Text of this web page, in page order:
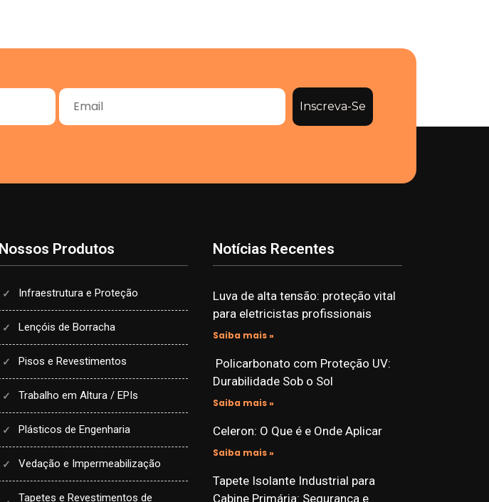
Inscreva-Se
Nossos Produtos
Infraestrutura e Proteção
Lençóis de Borracha
Pisos e Revestimentos
Trabalho em Altura / EPIs
Plásticos de Engenharia
Vedação e Impermeabilização
Tapetes e Revestimentos de
Notícias Recentes
Luva de alta tensão: proteção vital
para eletricistas profissionais
Saiba mais »
Policarbonato com Proteção UV:
Durabilidade Sob o Sol
Saiba mais »
Celeron: O Que é e Onde Aplicar
Saiba mais »
Tapete Isolante Industrial para
Cabine Primária: Segurança e